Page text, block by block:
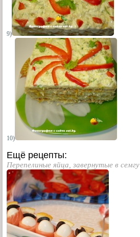
9)
10)
Ещё рецепты:
Перепелиные яйца, завернутые в семгу